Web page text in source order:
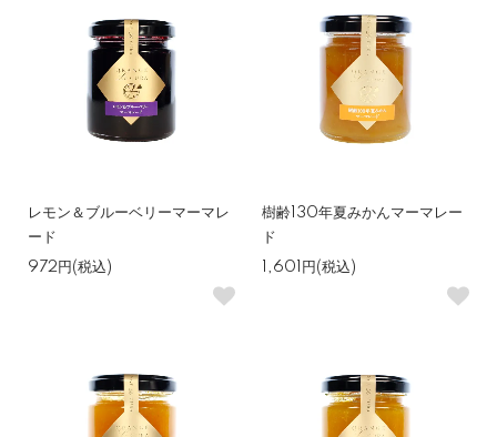
レモン＆ブルーベリーマーマレ
ード
972円(税込)
樹齢130年夏みかんマーマレー
ド
1,601円(税込)